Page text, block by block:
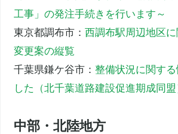
工事」の発注手続きを行います～
東京都調布市： 西調布駅周辺地区
変更案の縦覧
千葉県鎌ケ谷市：整備状況に関す
した（北千葉道路建設促進期成同盟
中部・北陸地方